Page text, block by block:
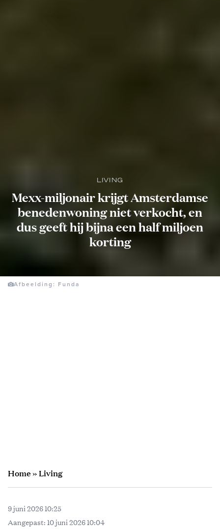
LIVING
Mexx-miljonair krijgt Amsterdamse
benedenwoning niet verkocht, en
dus geeft hij bijna een half miljoen
korting
Afbeelding: Funda
Home»Living
9 juni 2026 10:25
Aangepast: 10 juni 2026 10:04